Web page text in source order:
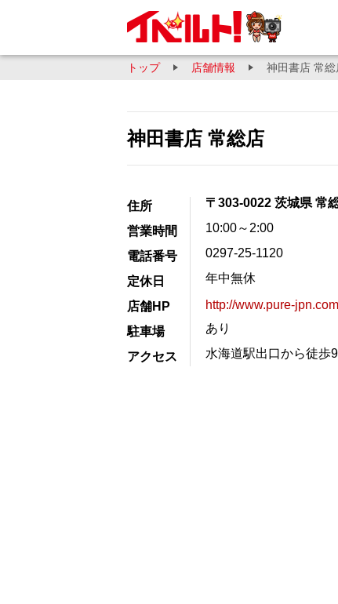
トップ 店舗情報 神田書店 常総
神田書店 常総店
住所 〒303-0022 茨城県 常
営業時間 10:00～2:00
電話番号 0297-25-1120
定休日 年中無休
店舗HP
http://www.pure-
駐車場
あり
アクセス 水海道駅出口から徒歩